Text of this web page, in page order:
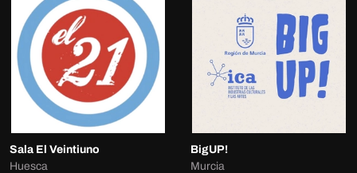
Sala El Veintiuno
Huesca
BigUP!
Murcia